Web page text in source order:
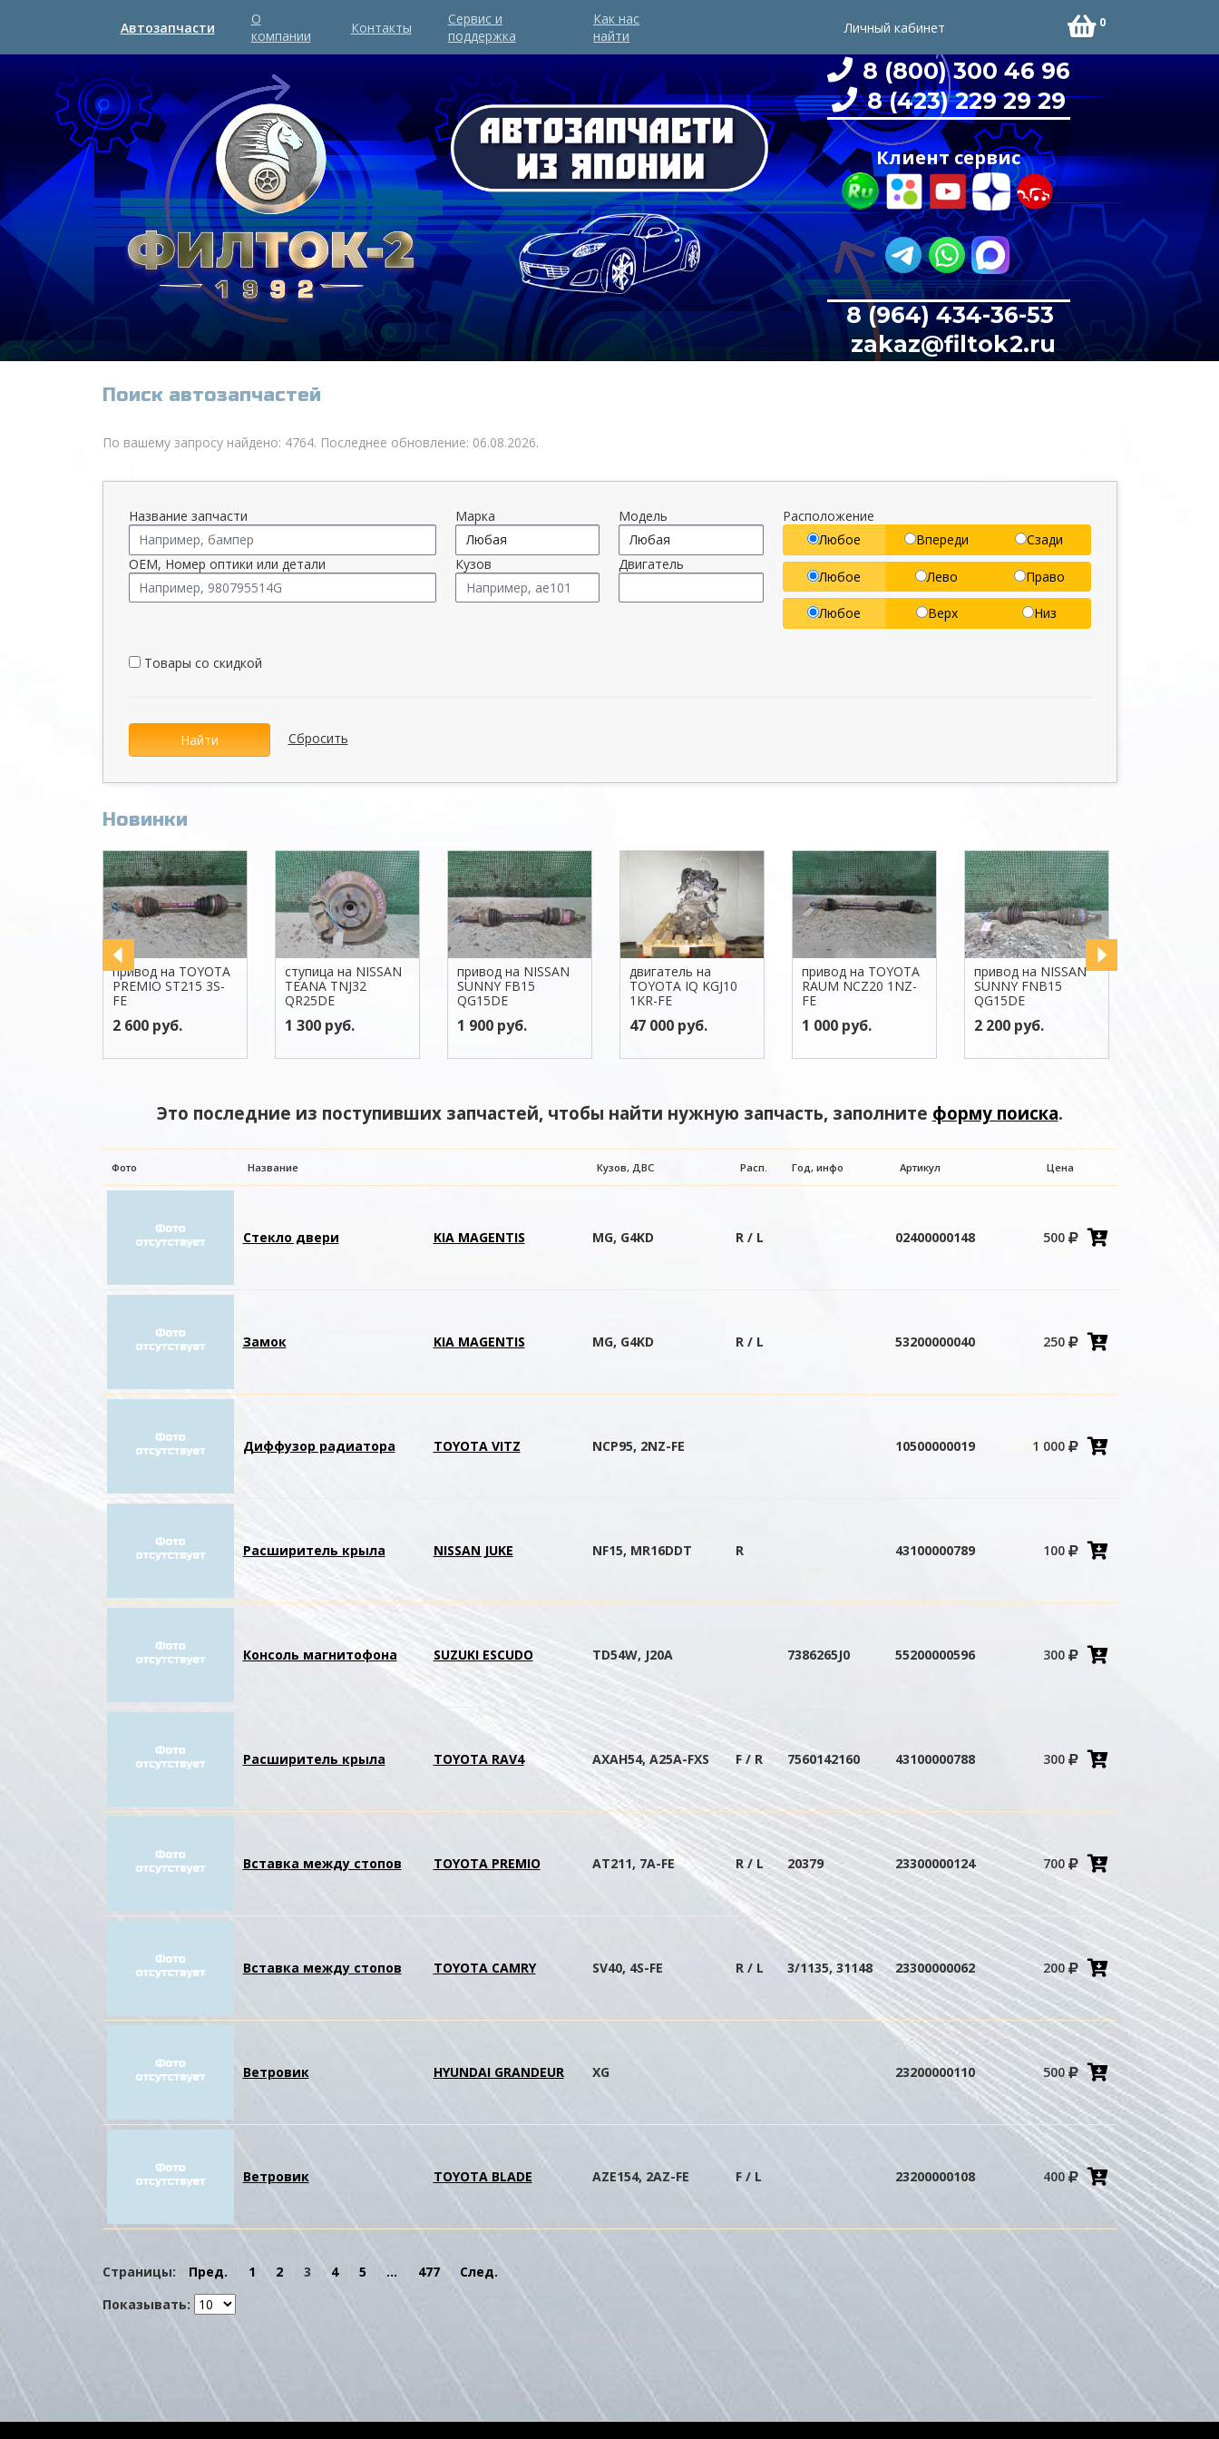
Автозапчасти
О
компании
Контакты
Сервис и
поддержка
Как нас
найти
Личный кабинет 0
8 (800) 300 46 96
8 (423) 229 29 29
Клиент сервис
8 (964) 434-36-53
zakaz@filtok2.ru
Поиск автозапчастей
По вашему запросу найдено: 4764. Последнее обновление: 06.08.2026.
Название запчасти Марка Модель
OEM, Номер оптики или детали Кузов Двигатель
Расположение
Любое
Впереди Сзади
Любое Лево Право
Любое Верх Низ
Товары со скидкой
Найти Сбросить
Новинки
привод на TOYOTA
PREMIO ST215 3S-
FE
2 600 руб.
ступица на NISSAN
TEANA TNJ32
QR25DE
1 300 руб.
привод на NISSAN
SUNNY FB15
QG15DE
1 900 руб.
двигатель на
TOYOTA IQ KGJ10
1KR-FE
47 000 руб.
привод на TOYOTA
RAUM NCZ20 1NZ-
FE
1 000 руб.
привод на NISSAN
SUNNY FNB15
QG15DE
2 200 руб.
Это последние из поступивших запчастей, чтобы найти нужную запчасть, заполните форму поиска.
Фото Название Кузов, ДВС Расп. Год, инфо Артикул Цена
Стекло двери KIA MAGENTIS MG, G4KD R / L 02400000148 500 Добавить
Замок KIA MAGENTIS MG, G4KD R / L 53200000040 250 Добавить
Диффузор радиатора TOYOTA VITZ NCP95, 2NZ-FE 10500000019 1 000 Добавить
Расширитель крыла NISSAN JUKE NF15, MR16DDT R 43100000789 100 Добавить
Консоль магнитофона SUZUKI ESCUDO TD54W, J20A 7386265J0 55200000596 300 Добавить
Расширитель крыла TOYOTA RAV4 AXAH54, A25A-FXS F / R 7560142160 43100000788 300 Добавить
Вставка между стопов TOYOTA PREMIO AT211, 7A-FE R / L 20379 23300000124 700 Добавить
в
корзину
Вставка между стопов TOYOTA CAMRY SV40, 4S-FE R / L 3/1135, 31148 23300000062 200 Добавить
в
корзину
Ветровик HYUNDAI GRANDEUR XG 23200000110 500 Добавить
в
корзину
Ветровик TOYOTA BLADE AZE154, 2AZ-FE F / L 23200000108 400 Добавить
в
корзину
Страницы: Пред. 1 2 3 4 5 ... 477
След.
Показывать: